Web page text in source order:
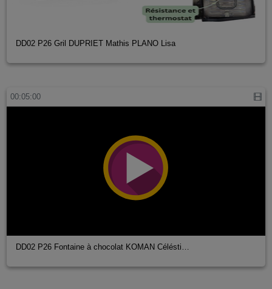
DD02 P26 Gril DUPRIET Mathis PLANO Lisa
00:05:00
DD02 P26 Fontaine à chocolat KOMAN Célésti…